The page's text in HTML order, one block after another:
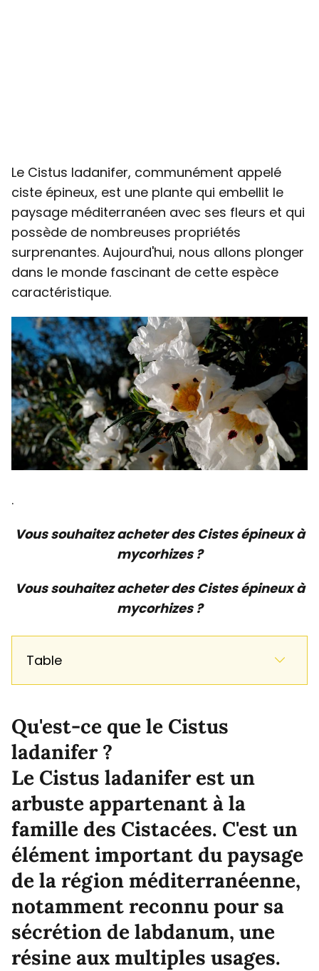
Le Cistus ladanifer, communément appelé
ciste épineux, est une plante qui embellit le
paysage méditerranéen avec ses fleurs et qui
possède de nombreuses propriétés
surprenantes. Aujourd'hui, nous allons plonger
dans le monde fascinant de cette espèce
caractéristique.
.
Vous souhaitez acheter des Cistes épineux à
mycorhizes ?
Vous souhaitez acheter des Cistes épineux à
mycorhizes ?
Table
Qu'est-ce que le Cistus
ladanifer ?
Le Cistus ladaniferest un
arbuste appartenant à la
famille des Cistacées. C'est un
élément important du paysage
de la région méditerranéenne,
notamment reconnu pour sa
sécrétion de labdanum, une
résine aux multiples usages.